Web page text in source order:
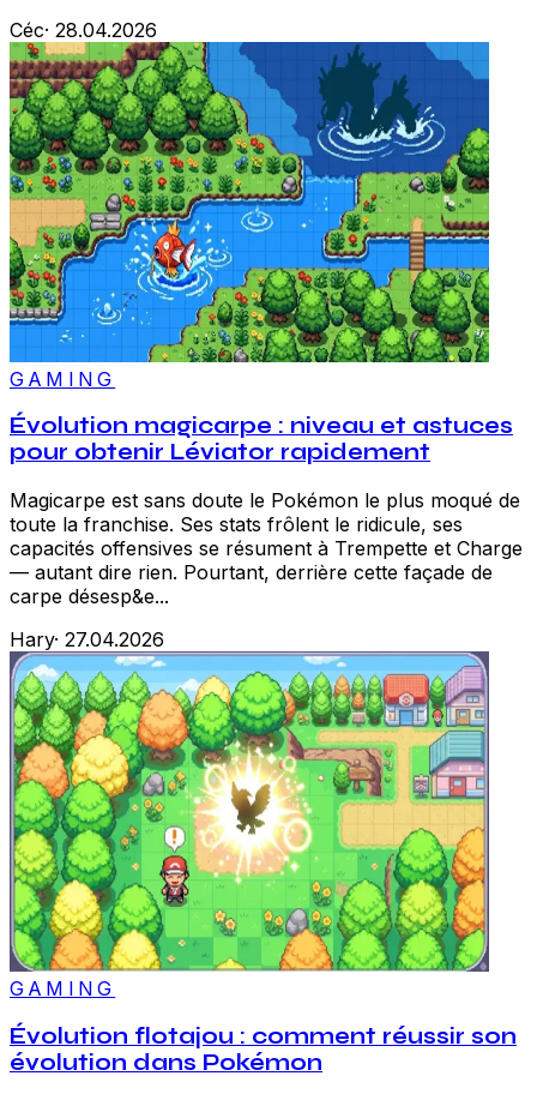
Céc· 28.04.2026
GAMING
Évolution magicarpe : niveau et astuces
pour obtenir Léviator rapidement
Magicarpe est sans doute le Pokémon le plus moqué de
toute la franchise. Ses stats frôlent le ridicule, ses
capacités offensives se résument à Trempette et Charge
— autant dire rien. Pourtant, derrière cette façade de
carpe désesp&e...
Hary· 27.04.2026
GAMING
Évolution flotajou : comment réussir son
évolution dans Pokémon